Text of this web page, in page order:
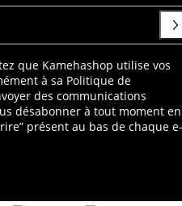
que Kamehashop utilise vos
à sa Politique de
des communications
désabonner à tout moment en
présent au bas de chaque e-